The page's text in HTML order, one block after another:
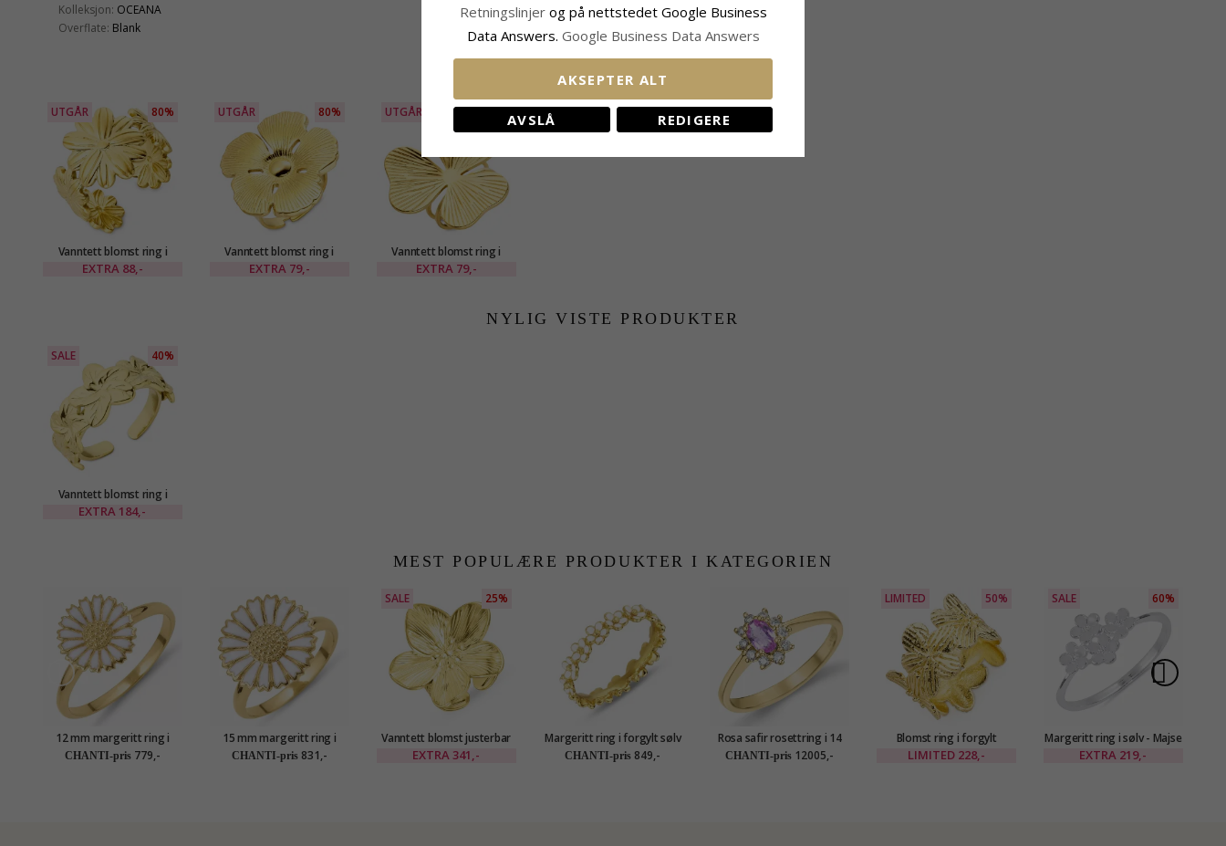
Kolleksjon: OCEANA
Overflate: Blank
BESLEKTEDE PRODUKTER
UTGÅR 80%
Vanntett blomst ring i
forgylt stål - OCEANA
EXTRA 88,-
UTGÅR 80%
Vanntett blomst ring i
forgylt stål - OCEANA
EXTRA 79,-
UTGÅR 80%
Vanntett blomst ring i
forgylt stål - OCEANA
EXTRA 79,-
NYLIG VISTE PRODUKTER
SALE 40%
Vanntett blomst ring i
forgylt stål - OCEANA
EXTRA 184,-
MEST POPULÆRE PRODUKTER I KATEGORIEN
12 mm margeritt ring i
forgylt sølv - Marie
CHANTI-pris 779,-
15 mm margeritt ring i
forgylt sølv - Marie
CHANTI-pris 831,-
SALE 25%
Vanntett blomst justerbar
ring i forgylt stål - OCEANA
EXTRA341,-
Margeritt ring i forgylt sølv
- Majse
CHANTI-pris 849,-
Rosa safir rosettring i 14
karat gull 0,35 ct 0,11 ct
CHANTI-pris 12005,-
LIMITED 50%
Blomst ring i forgylt
messing - Eliné
LIMITED 228,-
SALE 60%
Margeritt ring i sølv - Majse
EXTRA 219,-
Retningslinjer og på nettstedet Google Business
Data Answers. Google Business Data Answers
AKSEPTER ALT
AVSLÅ REDIGERE